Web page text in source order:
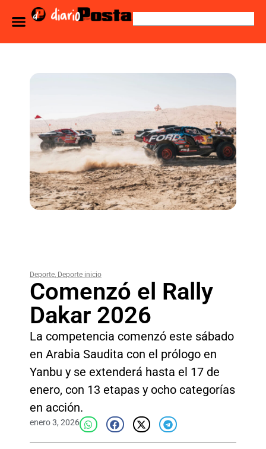
Deporte, Deporte inicio
Comenzó el Rally
Dakar 2026
La competencia comenzó este sábado
en Arabia Saudita con el prólogo en
Yanbu y se extenderá hasta el 17 de
enero, con 13 etapas y ocho categorías
en acción.
enero 3, 2026